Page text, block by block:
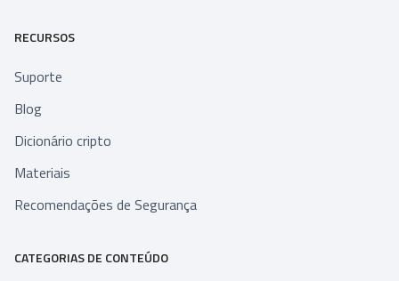
RECURSOS
Suporte
Blog
Dicionário cripto
Materiais
Recomendações de Segurança
CATEGORIAS DE CONTEÚDO